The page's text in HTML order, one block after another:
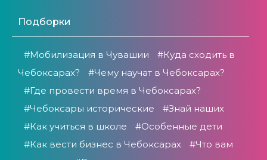
Подборки
#Мобилизация в Чувашии
#Куда сходить в
Чебоксарах?
#Чему научат в Чебоксарах?
#Где провести время в Чебоксарах?
#Чебоксары исторические
#Знай наших
#Как учиться в школе
#Особенные дети
#Как вести бизнес в Чебоксарах
#Что вам